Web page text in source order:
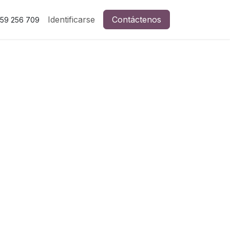
256 709 Identificarse Contáctenos